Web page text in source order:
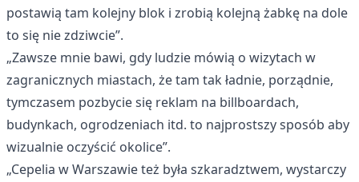
postawią tam kolejny blok i zrobią kolejną żabkę na dole
to się nie zdziwcie”.
„Zawsze mnie bawi, gdy ludzie mówią o wizytach w
zagranicznych miastach, że tam tak ładnie, porządnie,
tymczasem pozbycie się reklam na billboardach,
budynkach, ogrodzeniach itd. to najprostszy sposób aby
wizualnie oczyścić okolice”.
„Cepelia w Warszawie też była szkaradztwem, wystarczy